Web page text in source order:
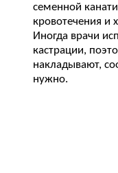
семенной
кровотечения и
Иногда врачи
кастрации,
накладывают,
нужно.